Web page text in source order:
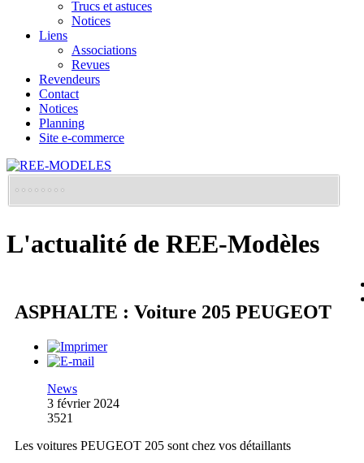
Trucs et astuces
Notices
Liens
Associations
Revues
Revendeurs
Contact
Notices
Planning
Site e-commerce
L'actualité de REE-Modèles
ASPHALTE : Voiture 205 PEUGEOT
News
3 février 2024
3521
Les voitures PEUGEOT 205 sont chez vos détaillants